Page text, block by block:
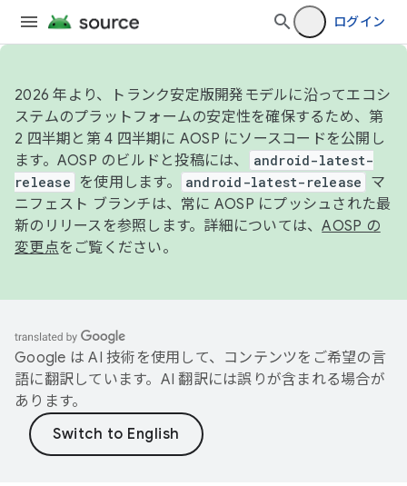
ログイン
2026 年より、トランク安定版開発モデルに沿ってエコシ
ステムのプラットフォームの安定性を確保するため、第
2 四半期と第 4 四半期に AOSP にソースコードを公開し
ます。AOSP のビルドと投稿には、
android-latest-
release
を使用します。 android-latest-release
マ
ニフェスト ブランチは、常に AOSP にプッシュされた最
新のリリースを参照します。詳細については、AOSP の
変更点をご覧ください。
Google は AI 技術を使用して、コンテンツをご希望の言
語に翻訳しています。AI 翻訳には誤りが含まれる場合が
あります。